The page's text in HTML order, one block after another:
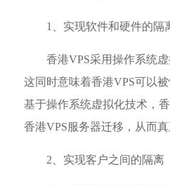
1、实现软件和硬件的隔
香港VPS采用操作系统
这同时意味着香港VPS可以
基于操作系统虚拟化技术，
香港VPS服务器迁移，从而
2、实现客户之间的隔离